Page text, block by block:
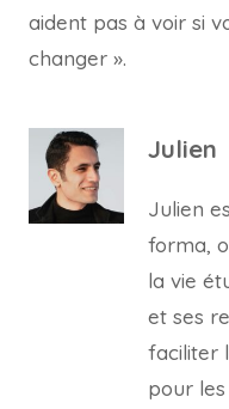
aident pas à voir si
changer ».
Julien
Julien
forma,
la vie
et ses
faciliter
pour